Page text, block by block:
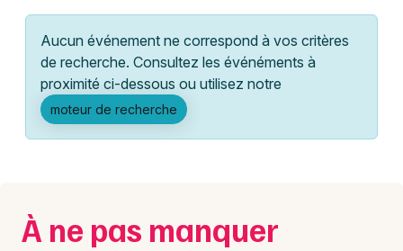
Grands événements
Activité & Expérience
Manifestations
Foires & salons
Concerts
Lille
Lyon
Marseille
Mulhouse
Nice
Aucun événement ne correspond à vos critères
de recherche. Consultez les événéments à
proximité ci-dessous ou utilisez notre
moteur de recherche
À ne pas manquer
Aujourd'hui
Demain Ce week-end Autre